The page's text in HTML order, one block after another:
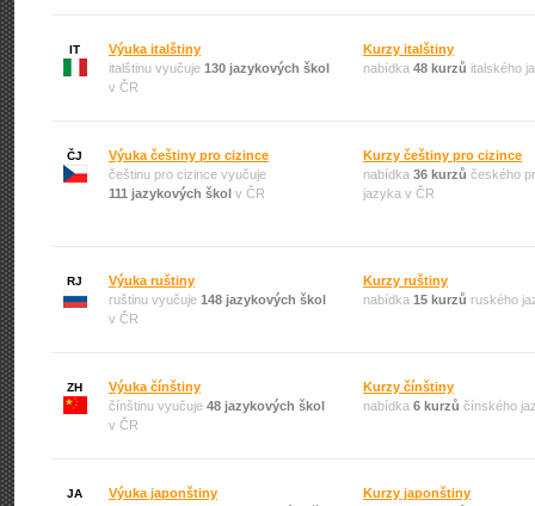
IT
Výuka italštiny
italštinu vyučuje 130 jazykových škol
v ČR
Kurzy italštiny
nabídka 48 kurzů italského
ČJ
Výuka češtiny pro cizince
češtinu pro cizince vyučuje
111 jazykových škol v ČR
Kurzy češtiny pro cizince
nabídka 36 kurzů českého
jazyka v ČR
RJ
Výuka ruštiny
ruštinu vyučuje 148 jazykových škol
v ČR
Kurzy ruštiny
nabídka 15 kurzů ruského
ZH
Výuka čínštiny
čínštinu vyučuje 48 jazykových škol
v ČR
Kurzy čínštiny
nabídka 6 kurzů čínského
JA
Výuka japonštiny
Kurzy japonštiny